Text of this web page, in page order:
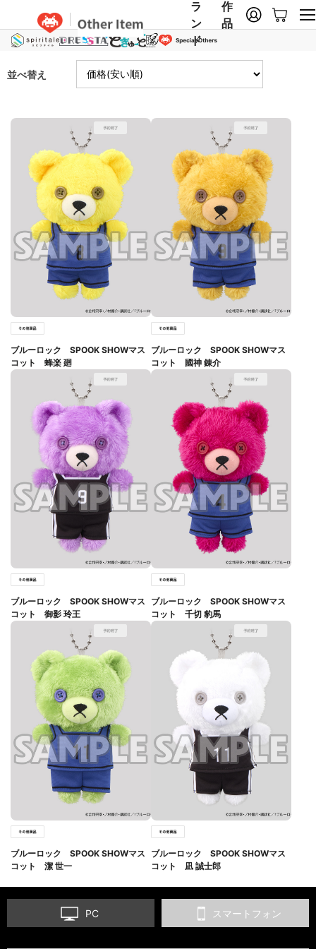
ラ
ン
ド
作
品
並べ替え
ブルーロック SPOOK SHOWマス
コット 蜂楽 廻
ブルーロック SPOOK SHOWマス
コット 國神 錬介
ブルーロック SPOOK SHOWマス
コット 御影 玲王
ブルーロック SPOOK SHOWマス
コット 千切 豹馬
ブルーロック SPOOK SHOWマス
コット 潔 世一
ブルーロック SPOOK SHOWマス
コット 凪 誠士郎
PC スマートフォン